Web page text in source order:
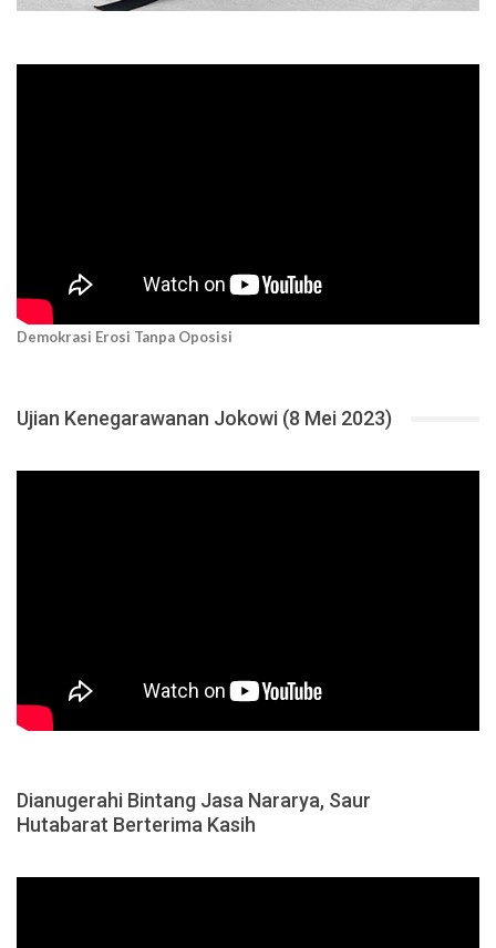
Demokrasi Erosi Tanpa Oposisi
Ujian Kenegarawanan Jokowi (8 Mei 2023)
Dianugerahi Bintang Jasa Nararya, Saur
Hutabarat Berterima Kasih